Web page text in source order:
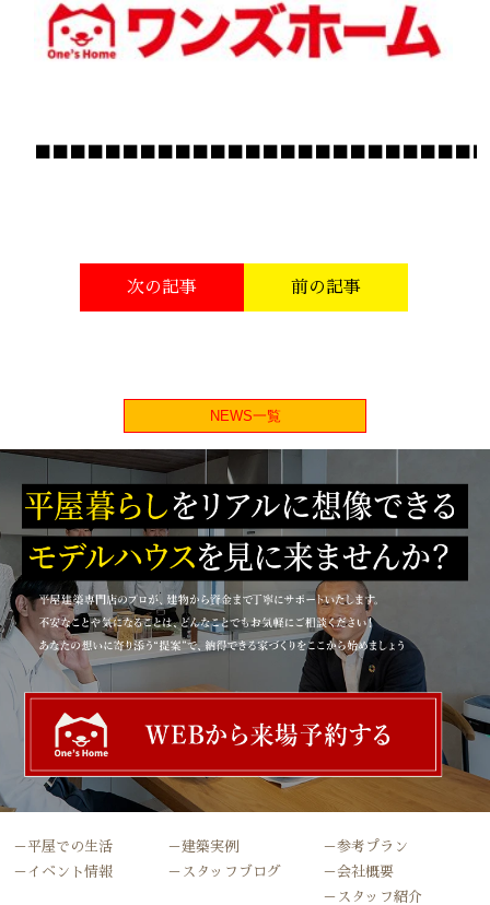
次の記事 前の記事
NEWS一覧
－平屋での生活
－イベント情報
－建築実例
－スタッフブログ
－参考プラン
－会社概要
－スタッフ紹介